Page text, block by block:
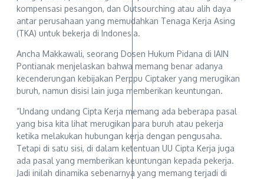
kompensasi pesangon, dan Outsourching atau alih daya
antar perusahaan yang memudahkan Tenaga Kerja Asing
(TKA) untuk bekerja di Indonesia.
Ancha Makkawali, seorang Dosen Hukum Pidana di IAIN
Pontianak menjelaskan bahwa memang benar adanya
kecenderungan kebijakan Perppu Ciptaker yang merugikan
buruh, namun disisi lain juga memberikan keuntungan.
”Undang undang Cipta Kerja memang ada beberapa pasal
yang bisa kita lihat merugikan para buruh atau pekerja
ketika melakukan hubungan kerja dengan pengusaha.
Tetapi di satu sisi, di dalam ketentuan UU Cipta Kerja juga
ada pasal yang memberikan keuntungan kepada pekerja.
Jadi inilah dinamika sebenarnya yang memang terjadi di